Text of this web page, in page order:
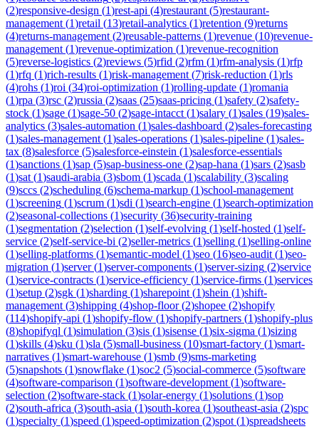
(2)responsive-design (1)rest-api (4)restaurant (5)restaurant-
management (1)retail (13)retail-analytics (1)retention (9)returns
(4)returns-management (2)reusable-patterns (1)revenue (10)revenue-
management (1)revenue-optimization (1)revenue-recognition
(5)reverse-logistics (2)reviews (5)rfid (2)rfm (1)rfm-analysis (1)rfp
(1)rfq (1)rich-results (1)risk-management (7)risk-reduction (1)rls
(4)rohs (1)roi (34)roi-optimization (1)rolling-update (1)romania
(1)rpa (3)rsc (2)russia (2)saas (25)saas-pricing (1)safety (2)safety-
stock (1)sage (1)sage-50 (2)sage-intacct (1)salary (1)sales (19)sales-
analytics (3)sales-automation (1)sales-dashboard (2)sales-forecasting
(1)sales-management (1)sales-operations (1)sales-pipeline (1)sales-
tax (8)salesforce (5)salesforce-einstein (1)salesforce-essentials
(1)sanctions (1)sap (5)sap-business-one (2)sap-hana (1)sars (2)sasb
(1)sat (1)saudi-arabia (3)sbom (1)scada (1)scalability (3)scaling
(9)sccs (2)scheduling (6)schema-markup (1)school-management
(1)screening (1)scrum (1)sdi (1)search-engine (1)search-optimization
(2)seasonal-collections (1)security (36)security-training
(1)segmentation (2)selection (1)self-evolving (1)self-hosted (1)self-
service (2)self-service-bi (2)seller-metrics (1)selling (1)selling-online
(1)selling-platforms (1)semantic-model (1)seo (16)seo-audit (1)seo-
migration (1)server(1)server-components (1)server-sizing (2)service
(1)service-contracts (1)service-efficiency (1)service-firms (1)services
(1)setup (2)sgk (1)sharding (1)sharepoint (1)shein (1)shift-
management (3)shipping (4)shop-floor(2)shopee (2)shopify
(114)shopify-api (1)shopify-flow (1)shopify-partners (1)shopify-plus
(8)shopifyql (1)simulation (3)sis (1)sisense (1)six-sigma (1)sizing
(1)skills (4)sku (1)sla (5)small-business (10)smart-factory (1)smart-
narratives (1)smart-warehouse (1)smb (9)sms-marketing
(5)snapshots (1)snowflake (1)soc2 (5)social-commerce (5)software
(4)software-comparison (1)software-development (1)software-
selection (2)software-stack (1)solar-energy (1)solutions (1)sop
(2)south-africa (3)south-asia (1)south-korea (1)southeast-asia (2)spc
(1)specialty (1)speed (1)speed-optimization (2)spot (1)spreadsheets